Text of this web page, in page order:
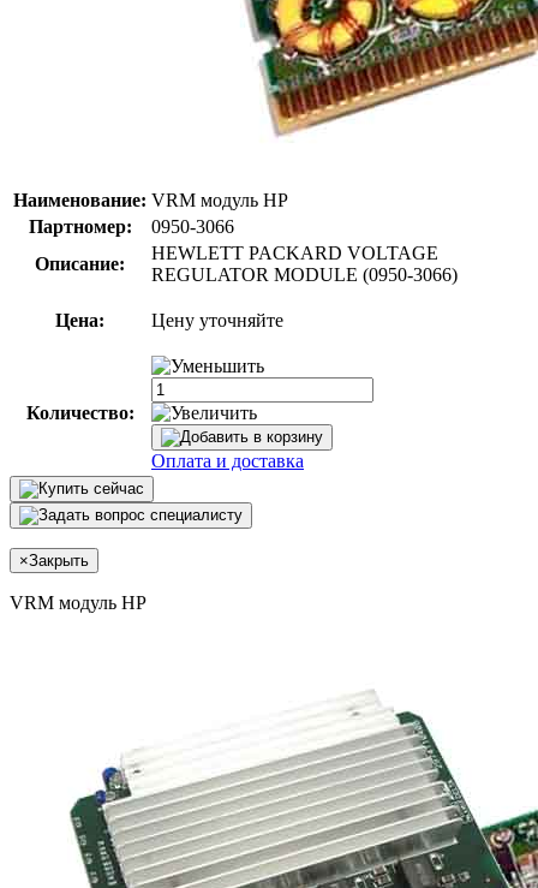
Наименование: VRM модуль HP
Партномер:
0950-3066
Описание:
HEWLETT PACKARD VOLTAGE
REGULATOR MODULE (0950-3066)
Цена: Цену уточняйте
Количество:
Оплата и доставка
×Закрыть
VRM модуль HP